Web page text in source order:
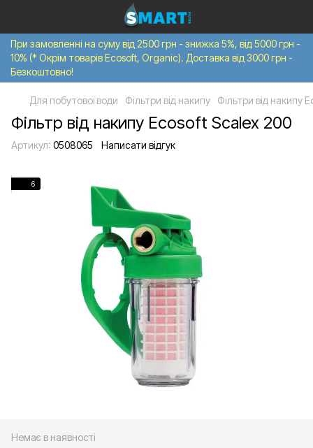
При замовленні на суму від 2500 грн - знижка 5%, від 5000 грн -
10% (* Окрім товарів Ecosoft, Organic). Доставка від 3000 грн -
Безкоштовно!
Для побутової води Фільтри від накипу Фільтри від накипу
Фільтр від накипу Ecosoft Scalex 200
Артикул: 0508065 Написати відгук
6
Немає в наявності